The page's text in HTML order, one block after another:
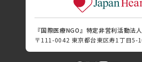
『国際医療NGO』特定非営利活動法
〒111-0042 東京都台東区寿1丁目5-